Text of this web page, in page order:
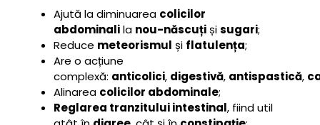
Ajută la diminuarea colicilor
abdominalila nou-născuțișisugari;
Reduce meteorismul și flatulența;
Are o acțiune
complexă: anticolici, digestivă, antispastică,
Alinarea colicilor abdominale;
Reglarea tranzitului intestinal, fiind util